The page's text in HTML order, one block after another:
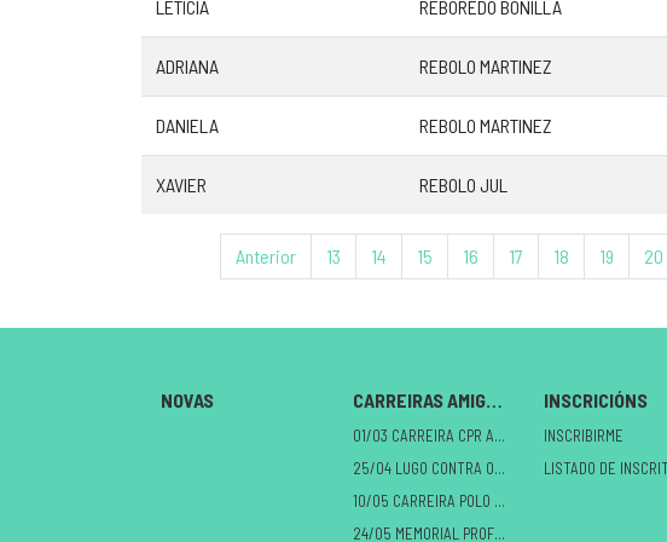
LETICIA REBOREDO BONILLA
ADRIANA REBOLO MARTINEZ
DANIELA REBOLO MARTINEZ
XAVIER REBOLO JUL
Anterior 13 14 15 16 17 18 19 20
NOVAS CARREIRAS AMIGAS
01/03 CARREIRA CPR A MILAGROSA
25/04 LUGO CONTRA O CANCRO
10/05 CARREIRA POLO DANO CEREBRAL
24/05 MEMORIAL PROFE ALBERTO
INSCRICIÓNS
INSCRIBIRME